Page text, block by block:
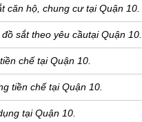
căn hộ, chung cư tại Quận 10.
sắt theo yêu cầutại Quận 10.
chế tại Quận 10.
tiền chế tại Quận 10.
tại Quận 10.